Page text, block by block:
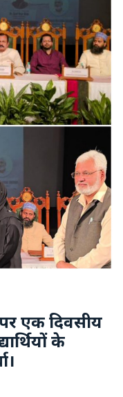
एक दिवसीय
के